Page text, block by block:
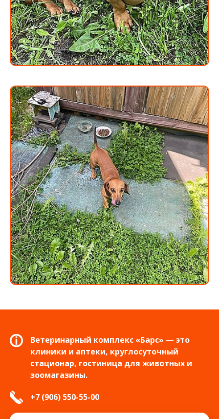
Ветеринарный комплекс «Барс» — это
клиники и аптеки, круглосуточный
стационар, гостиница для животных и
зоомагазины.
+7 (906) 550-55-00